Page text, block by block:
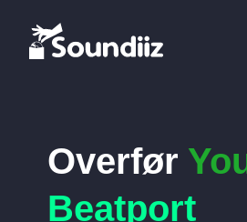
Overfør
Beatport